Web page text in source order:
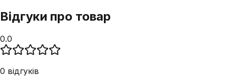
Відгуки про товар
0.0
0 відгуків